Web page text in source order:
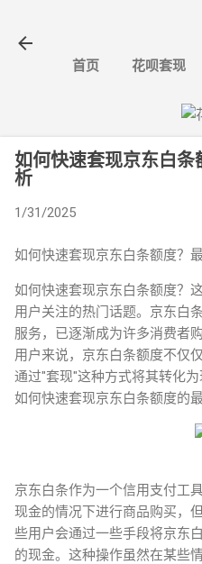
首页 花呗套现
如何快速套现京东白
析
1/31/2025
如何快速套现京东白条额度？
如何快速套现京东白条额度？
用户关注的热门话题。京东白
服务，已逐渐成为许多消费者
用户来说，京东白条额度不仅
通过"套现"这种方式将其转化
如何快速套现京东白条额度的最
京东白条作为一个信用支付工
现金的情况下进行商品购买，
些用户会通过一些手段将京东
的现金。这种操作虽然在某些